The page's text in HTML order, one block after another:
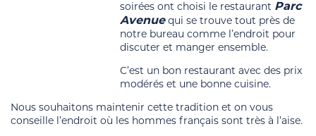
soirées ont choisi le restaurant Parc
Avenuequi se trouve tout près de
notre bureau comme l’endroit pour
discuter et manger ensemble.
C’est un bon restaurant avec des prix
modérés et une bonne cuisine.
Nous souhaitons maintenir cette tradition et on vous
conseille l’endroit où les hommes français sont très à l’aise.